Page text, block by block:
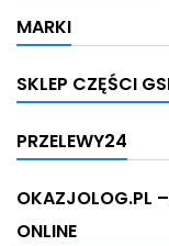
MARKI
SKLEP CZĘŚCI
PRZELEWY24
OKAZJOLOG.PL
ONLINE